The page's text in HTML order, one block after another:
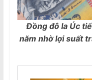
Đồng đô la Úc
năm nhờ lợi suất